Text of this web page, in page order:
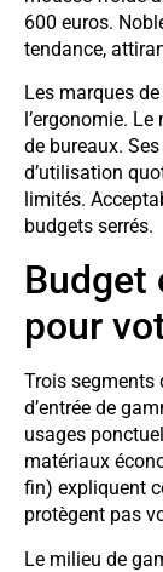
600 euros.
tendance,
Les marques
l’ergonomie.
de bureaux.
d’utilisation
limités.
budgets serrés.
Budget
pour
Trois segments
d’entrée de
usages
matériaux
fin) expliquent
protègent pas
Le milieu de